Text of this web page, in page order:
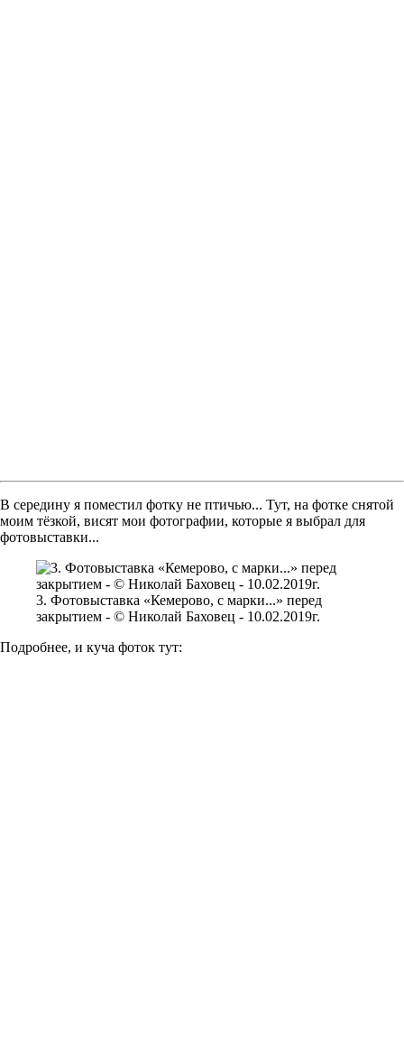
В середину я поместил фотку не птичью... Тут, на фотке снятой
моим тёзкой, висят мои фотографии, которые я выбрал для
фотовыставки...
3. Фотовыставка «Кемерово, с марки...» перед
закрытием - © Николай Баховец - 10.02.2019г.
Подробнее, и куча фоток тут: